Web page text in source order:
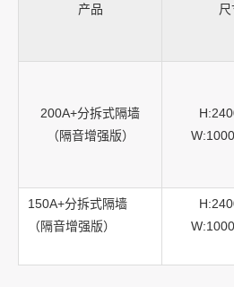
产品
200A+分拆式隔墙
（隔音增强版）
150A+分拆式隔墙
（隔音增强版）